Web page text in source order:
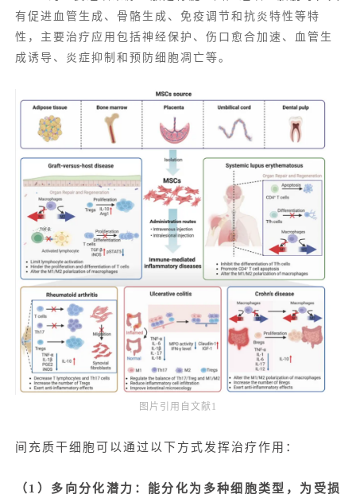
有促进血管生成、骨骼生成、免疫调节和抗炎特性等特
性，主要治疗应用包括神经保护、伤口愈合加速、血管生
成诱导、炎症抑制和预防细胞凋亡等。
图片引用自文献1
间充质干细胞可以通过以下方式发挥治疗作用：
（1） 多向分化潜力 ：能分化为多种细胞类型，为受损